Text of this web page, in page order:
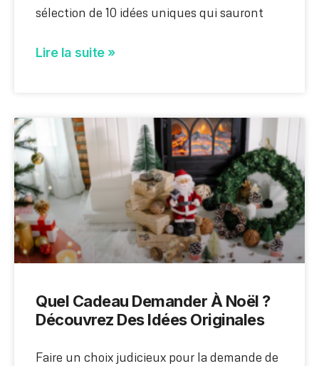
sélection de 10 idées uniques qui sauront
Lire la suite »
Quel Cadeau Demander À Noël ?
Découvrez Des Idées Originales
Faire un choix judicieux pour la demande de